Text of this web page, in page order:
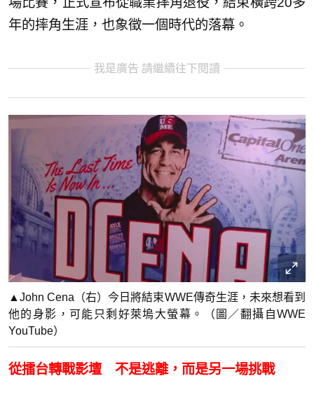
年的摔角生涯，也象徵一個時代的落幕。
我是廣告 請繼續往下閱讀
▲John Cena（右）今日將結束WWE傳奇生涯，未來想看到
他的身影，可能只剩好萊塢大螢幕。（圖／翻攝自WWE
YouTube）
從擂台轉戰影壇 不是逃離，而是另一場挑戰